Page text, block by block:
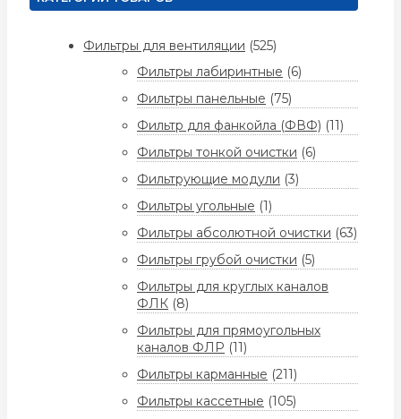
Фильтры для вентиляции (525)
Фильтры лабиринтные (6)
Фильтры панельные (75)
Фильтр для фанкойла (ФВФ) (11)
Фильтры тонкой очистки (6)
Фильтрующие модули (3)
Фильтры угольные (1)
Фильтры абсолютной очистки (63)
Фильтры грубой очистки (5)
Фильтры для круглых каналов
ФЛК (8)
Фильтры для прямоугольных
каналов ФЛР (11)
Фильтры карманные (211)
Фильтры кассетные (105)